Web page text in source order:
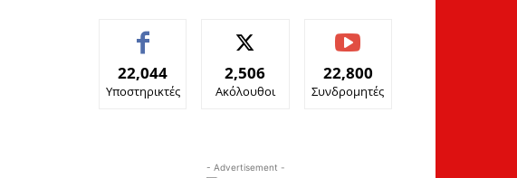
22,044
Υποστηρικτές
2,506
Ακόλουθοι
22,800
Συνδρομητές
- Advertisement -